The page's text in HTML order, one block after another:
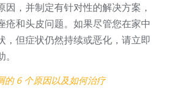
因，并制定有针对性的解决方案，
疮和头皮问题。如果尽管您在家中
，但症状仍然持续或恶化，请立即
的 6 个原因以及如何治疗